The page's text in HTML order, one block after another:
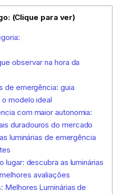
(Clique para ver)
observar na hora da
de emergência: guia
modelo ideal
com maior autonomia:
duradouros do mercado
luminárias de emergência
lugar: descubra as luminárias
avaliações
Melhores Luminárias de